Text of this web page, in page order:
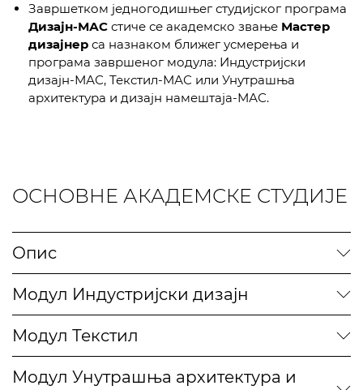
Завршетком једногодишњег студијског програма
Дизајн-МАС стиче се академско звање Мастер
дизајнер са назнаком ближег усмерења и
програма завршеног модула: Индустријски
дизајн-МАС, Текстил-МАС или Унутрашња
архитектура и дизајн намештаја-МАС.
ОСНОВНЕ АКАДЕМСКЕ СТУДИЈЕ
Опис
Модул Индустријски дизајн
Модул Текстил
Модул Унутрашња архитектура и